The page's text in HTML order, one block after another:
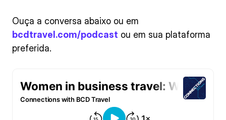
Ouça a conversa abaixo ou em
bcdtravel.com/podcast ou em sua plataforma
preferida.